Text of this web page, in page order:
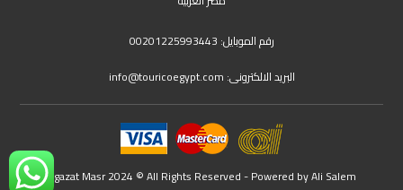
رقم الموبايل: 00201225993443
البريد الالكترونى: info@touricoegypt.com
Agazat Masr 2024 © All Rights Reserved - Powered byAli Salem